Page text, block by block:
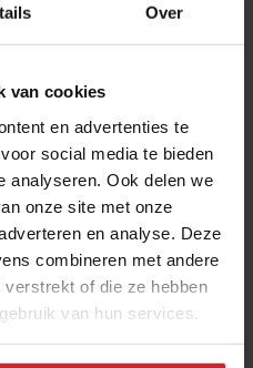
Over
van cookies
en advertenties te
social media te bieden
analyseren. Ook delen we
onze site met onze
en analyse. Deze
combineren met andere
of die ze hebben
van hun services.
7 november 2012| 1 min